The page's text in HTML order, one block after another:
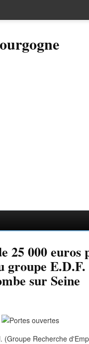
25 000 euros
E.D.F.
sur Seine
(Groupe Recherche